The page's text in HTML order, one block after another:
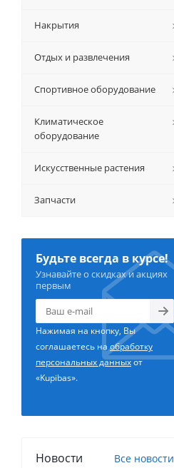
Накрытия
Отдых и развлечения
Спортивное оборудование
Климатическое
оборудование
Искусственные растения
Запчасти
Будьте всегда в курсе!
Узнавайте о скидках и акциях
первым
Нажимая на кнопку, Вы
соглашаетесь наобработку
персональных данныхот
«Kupibas».
Новости Все новости